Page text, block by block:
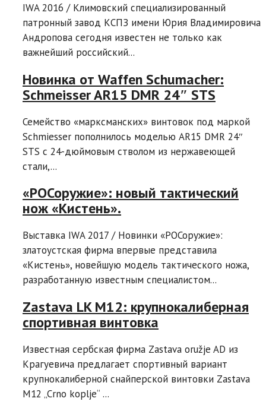
IWA 2016 / Климовский специализированный
патронный завод КСПЗ имени Юрия Владимировича
Андропова сегодня известен не только как
важнейший российский...
Новинка от Waffen Schumacher:
Schmeisser AR15 DMR 24″ STS
Семейство «марксманских» винтовок под маркой
Schmiesser пополнилось моделью AR15 DMR 24″
STS с 24-дюймовым стволом из нержавеющей
стали,...
«РОСоружие»: новый тактический
нож «Кистень».
Выставка IWA 2017 / Новинки «РОСоружие»:
златоустская фирма впервые представила
«Кистень», новейшую модель тактического ножа,
разработанную известным специалистом...
Zastava LK M12: крупнокалиберная
спортивная винтовка
Известная сербская фирма Zastava oružje AD из
Крагуевича предлагает спортивный вариант
крупнокалиберной снайперской винтовки Zastava
M12 „Crno koplje“ ...